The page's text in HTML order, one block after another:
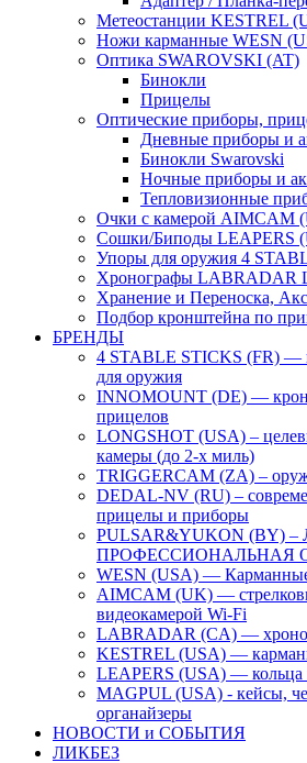
Метеостанции KESTREL
Ножи карманные WESN
Оптика SWAROVSKI (AT)
Бинокли
Прицелы
Оптические приборы,
Дневные приборы и
Бинокли Swarovski
Ночные приборы и
Тепловизионные
Очки с камерой AIMCAM
Сошки/Биподы LEAPERS
Упоры для оружия 4
Хронографы LABRADAR
Хранение и Переноска,
Подбор кронштейна по
БРЕНДЫ
4 STABLE STICKS (FR) —
для оружия
INNOMOUNT (DE) —
прицелов
LONGSHOT (USA) –
камеры (до 2-х миль)
TRIGGERCAM (ZA) –
DEDAL-NV (RU) –
прицелы и приборы
PULSAR&YUKON (BY)
ПРОФЕССИОНАЛЬНАЯ
WESN (USA) —
AIMCAM (UK) —
видеокамерой Wi-Fi
LABRADAR (CA) —
KESTREL (USA) —
LEAPERS (USA) — кольца
MAGPUL (USA) - кейсы,
органайзеры
НОВОСТИ и СОБЫТИЯ
ЛИКБЕЗ